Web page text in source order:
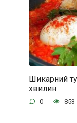
Шикарний
хвилин
0 853